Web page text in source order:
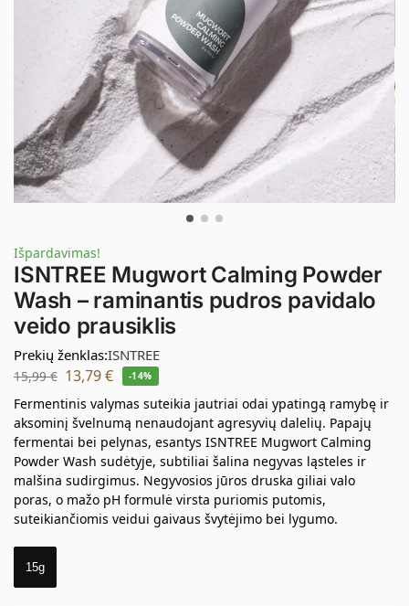
Išpardavimas!
ISNTREE Mugwort Calming Powder
Wash – raminantis pudros pavidalo
veido prausiklis
Prekių ženklas:ISNTREE
15,99€ 13,79€ -14%
Fermentinis valymas suteikia jautriai odai ypatingą ramybę ir
aksominį švelnumą nenaudojant agresyvių dalelių. Papajų
fermentai bei pelynas, esantys ISNTREE Mugwort Calming
Powder Wash sudėtyje, subtiliai šalina negyvas ląsteles ir
malšina sudirgimus. Negyvosios jūros druska giliai valo
poras, o mažo pH formulė virsta puriomis putomis,
suteikiančiomis veidui gaivaus švytėjimo bei lygumo.
15g